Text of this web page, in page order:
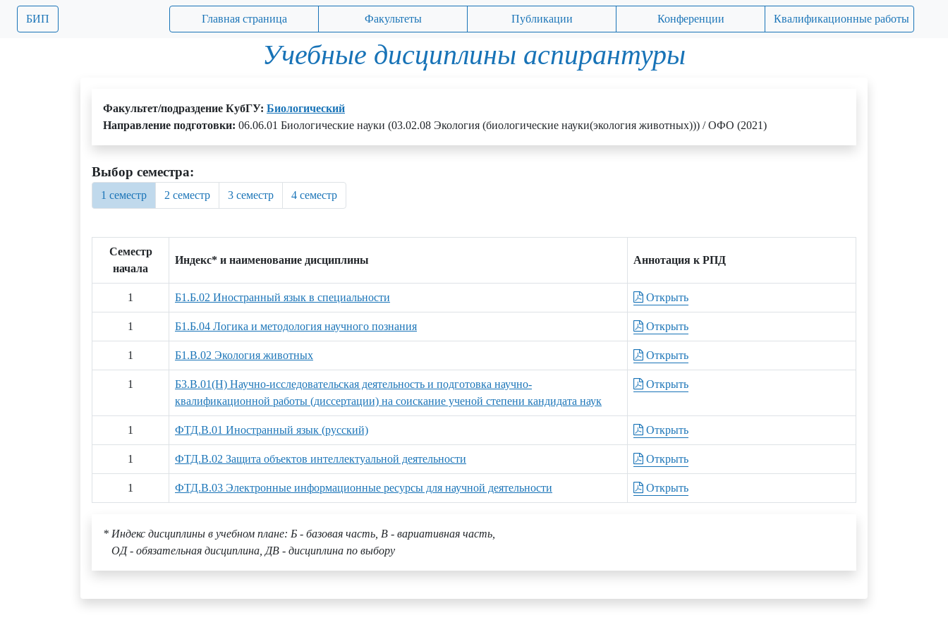
БИП Главная страница Факультеты Публикации Конференции Квалификационные работы
Учебные дисциплины аспирантуры
Факультет/подраздение КубГУ: Биологический
Направление подготовки: 06.06.01 Биологические науки (03.02.08 Экология (биологические науки(экология животных))) / ОФО (2021)
Выбор семестра:
1 семестр 2 семестр 3 семестр 4 семестр
Семестр
начала
Индекс* и наименование дисциплины Аннотация к РПД
1 Б1.Б.02 Иностранный язык в специальности Открыть
1 Б1.Б.04 Логика и методология научного познания Открыть
1 Б1.В.02 Экология животных Открыть
1
Б3.В.01(Н) Научно-исследовательская деятельность и подготовка научно-
квалификационной работы (диссертации) на соискание ученой степени кандидата наук
Открыть
1 ФТД.В.01 Иностранный язык (русский) Открыть
1 ФТД.В.02 Защита объектов интеллектуальной деятельности Открыть
1 ФТД.В.03 Электронные информационные ресурсы для научной деятельности Открыть
* Индекс дисциплины в учебном плане: Б - базовая часть, В - вариативная часть,
ОД - обязательная дисциплина, ДВ - дисциплина по выбору